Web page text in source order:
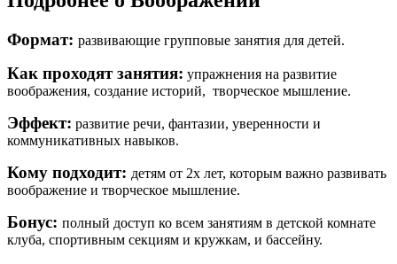
Формат: развивающие групповые занятия для детей.
Как проходят занятия: упражнения на развитие
воображения, создание историй, творческое мышление.
Эффект: развитие речи, фантазии, уверенности и
коммуникативных навыков.
Кому подходит: детям от 2х лет, которым важно развивать
воображение и творческое мышление.
Бонус: полный доступ ко всем занятиям в детской комнате
клуба, спортивным секциям и кружкам, и бассейну.